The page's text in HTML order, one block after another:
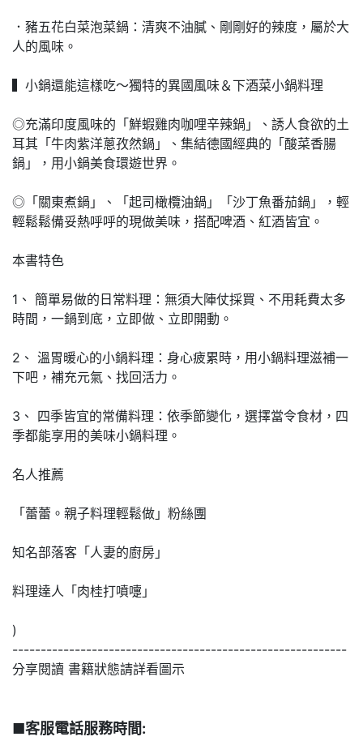
．豬五花白菜泡菜鍋：清爽不油膩、剛剛好的辣度，屬於大
人的風味。
▍小鍋還能這樣吃～獨特的異國風味＆下酒菜小鍋料理
◎充滿印度風味的「鮮蝦雞肉咖哩辛辣鍋」、誘人食欲的土
耳其「牛肉紫洋蔥孜然鍋」、集結德國經典的「酸菜香腸
鍋」，用小鍋美食環遊世界。
◎「關東煮鍋」、「起司橄欖油鍋」「沙丁魚番茄鍋」，輕
輕鬆鬆備妥熱呼呼的現做美味，搭配啤酒、紅酒皆宜。
本書特色
1、 簡單易做的日常料理：無須大陣仗採買、不用耗費太多
時間，一鍋到底，立即做、立即開動。
2、 溫胃暖心的小鍋料理：身心疲累時，用小鍋料理滋補一
下吧，補充元氣、找回活力。
3、 四季皆宜的常備料理：依季節變化，選擇當令食材，四
季都能享用的美味小鍋料理。
名人推薦
「蕾蕾。親子料理輕鬆做」粉絲團
知名部落客「人妻的廚房」
料理達人「肉桂打噴嚏」
)
-----------------------------------------------------------
分享閱讀 書籍狀態請詳看圖示
■客服電話服務時間: